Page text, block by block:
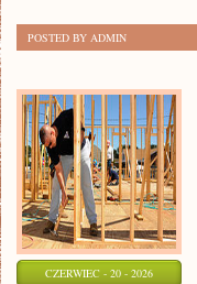
POSTED BY ADMIN
CZERWIEC - 20 - 2026